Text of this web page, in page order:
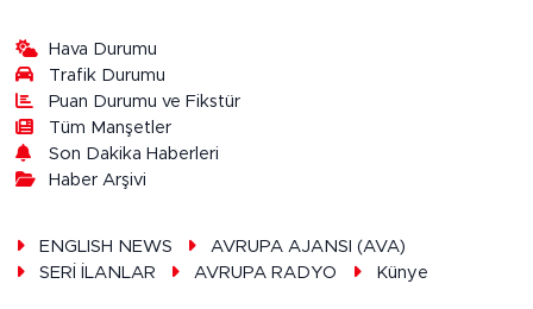
Hava Durumu
Trafik Durumu
Puan Durumu ve Fikstür
Tüm Manşetler
Son Dakika Haberleri
Haber Arşivi
ENGLISH NEWS
AVRUPA AJANSI (AVA)
SERİ İLANLAR
AVRUPA RADYO Künye